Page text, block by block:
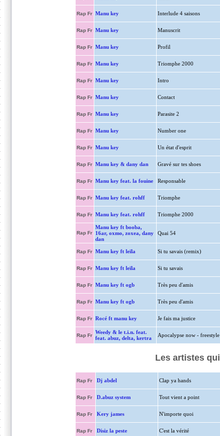
Rap Fr Manu key Interlude 4 saisons
Rap Fr Manu key Manuscrit
Rap Fr Manu key Profil
Rap Fr Manu key Triomphe 2000
Rap Fr Manu key Intro
Rap Fr Manu key Contact
Rap Fr Manu key Parasite 2
Rap Fr Manu key Number one
Rap Fr Manu key Un état d'esprit
Rap Fr Manu key & dany dan Gravé sur tes shoes
Rap Fr Manu key feat. la fouine Responsable
Rap Fr Manu key feat. rohff Triomphe
Rap Fr Manu key feat. rohff Triomphe 2000
Rap Fr
Manu key ft booba,
16ar, oxmo, zoxea, dany
dan
Quai 54
Rap Fr Manu key ft leïla Si tu savais (remix)
Rap Fr Manu key ft leïla Si tu savais
Rap Fr Manu key ft ogb Très peu d'amis
Rap Fr Manu key ft ogb Très peu d'amis
Rap Fr Rocé ft manu key Je fais ma justice
Rap Fr
Weedy & le t.i.n. feat.
feat. abuz, delta, kertra
Apocalypse now - freestyle
Les artistes
Rap Fr Dj abdel Clap ya hands
Rap Fr D.abuz system Tout vient a point
Rap Fr Kery james N'importe quoi
Rap Fr Disiz la peste C'est la vérité